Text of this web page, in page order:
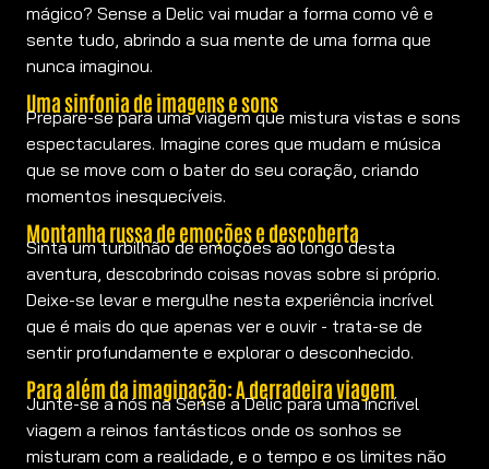
mágico? Sense a Delic vai mudar a forma como vê e
sente tudo, abrindo a sua mente de uma forma que
nunca imaginou.
Uma sinfonia de imagens e sons
Prepare-se para uma viagem que mistura vistas e sons
espectaculares. Imagine cores que mudam e música
que se move com o bater do seu coração, criando
momentos inesquecíveis.
Montanha russa de emoções e descoberta
Sinta um turbilhão de emoções ao longo desta
aventura, descobrindo coisas novas sobre si próprio.
Deixe-se levar e mergulhe nesta experiência incrível
que é mais do que apenas ver e ouvir - trata-se de
sentir profundamente e explorar o desconhecido.
Para além da imaginação: A derradeira viagem
Junte-se a nós na Sense a Delic para uma incrível
viagem a reinos fantásticos onde os sonhos se
misturam com a realidade, e o tempo e os limites não